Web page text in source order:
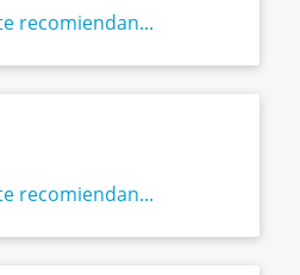
recomiendan...
recomiendan...